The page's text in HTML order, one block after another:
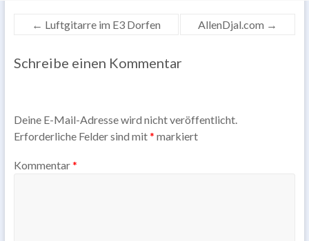
← Luftgitarre im E3 Dorfen AllenDjal.com →
Schreibe einen Kommentar
Deine E-Mail-Adresse wird nicht veröffentlicht.
Erforderliche Felder sind mit* markiert
Kommentar*